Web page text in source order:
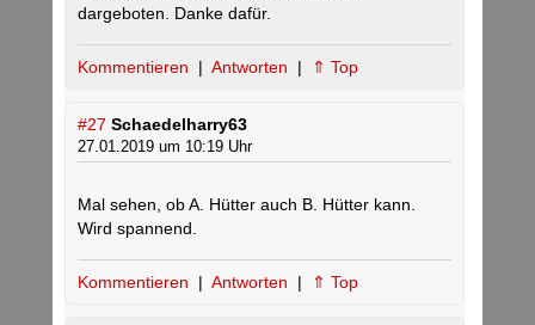
dargeboten. Danke dafür.
Kommentieren | Antworten | ⇑ Top
#27 Schaedelharry63
27.01.2019 um 10:19 Uhr
Mal sehen, ob A. Hütter auch B. Hütter kann.
Wird spannend.
Kommentieren | Antworten | ⇑ Top